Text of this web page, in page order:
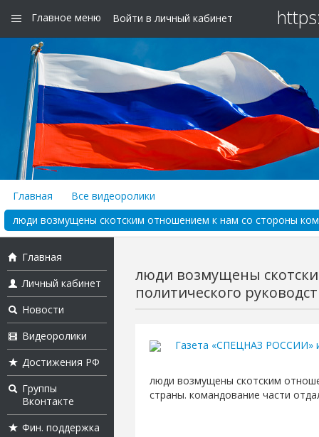
Главное меню Войти в личный кабинет
Главная
Все видеоролики
люди возмущены скотским отношением к нам со стороны
Главная
Личный кабинет
Новости
Видеоролики
Достижения РФ
Группы
Вконтакте
Фин. поддержка
люди возмущены
политического
Газета «СПЕЦНАЗ РОССИИ»
люди возмущены скотским
страны. командование части